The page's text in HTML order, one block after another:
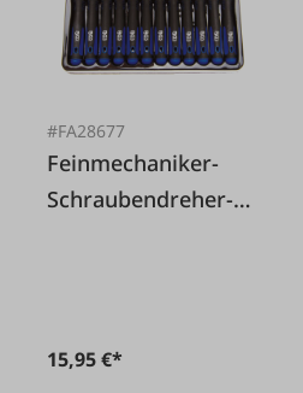
#FA28677
Feinmechaniker-
Schraubendreher-
15,95 €*